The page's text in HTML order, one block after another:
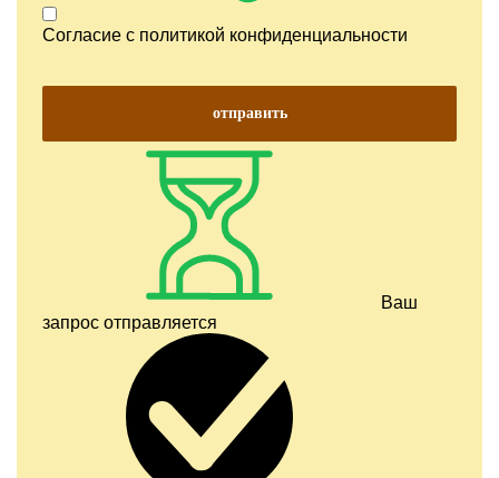
Согласие с политикой конфиденциальности
отправить
Ваш
запрос отправляется